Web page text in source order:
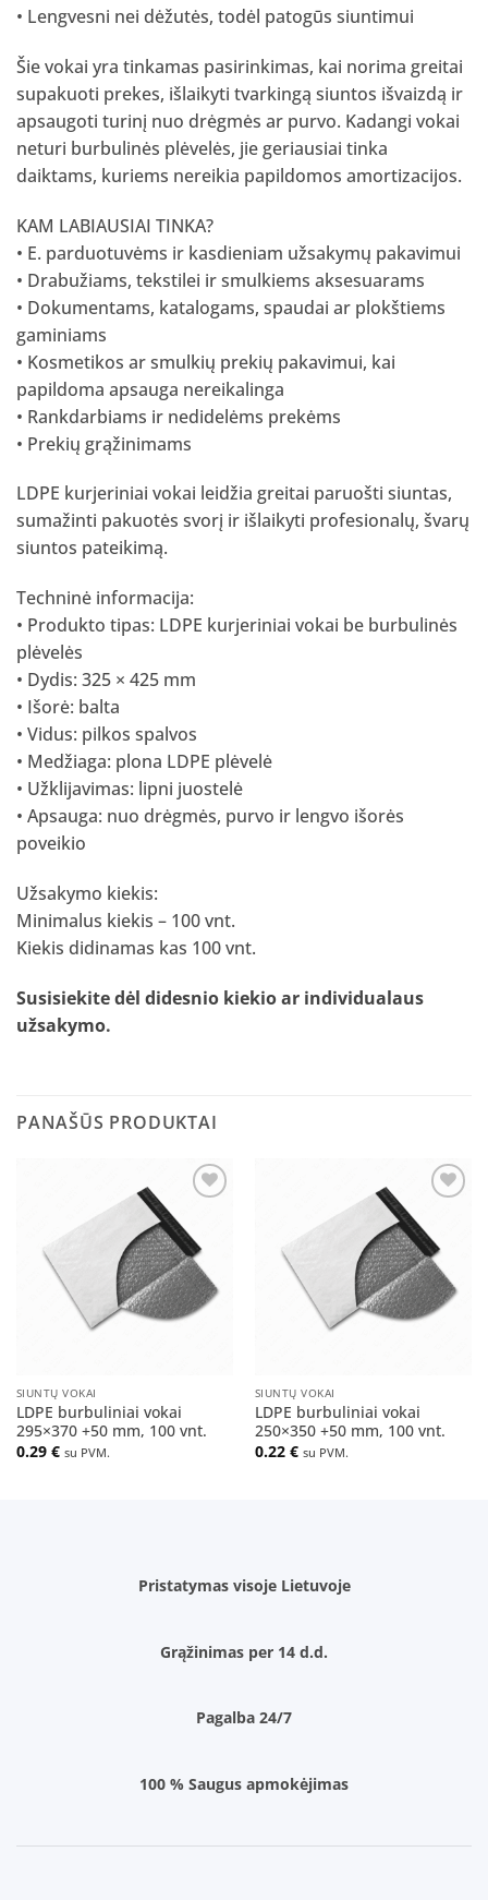
• Lengvesni nei dėžutės, todėl patogūs siuntimui
Šie vokai yra tinkamas pasirinkimas, kai norima greitai
supakuoti prekes, išlaikyti tvarkingą siuntos išvaizdą ir
apsaugoti turinį nuo drėgmės ar purvo. Kadangi vokai
neturi burbulinės plėvelės, jie geriausiai tinka
daiktams, kuriems nereikia papildomos amortizacijos.
KAM LABIAUSIAI TINKA?
• E. parduotuvėms ir kasdieniam užsakymų pakavimui
• Drabužiams, tekstilei ir smulkiems aksesuarams
• Dokumentams, katalogams, spaudai ar plokštiems
gaminiams
• Kosmetikos ar smulkių prekių pakavimui, kai
papildoma apsauga nereikalinga
• Rankdarbiams ir nedidelėms prekėms
• Prekių grąžinimams
LDPE kurjeriniai vokai leidžia greitai paruošti siuntas,
sumažinti pakuotės svorį ir išlaikyti profesionalų, švarų
siuntos pateikimą.
Techninė informacija:
• Produkto tipas: LDPE kurjeriniai vokai be burbulinės
plėvelės
• Dydis: 325 × 425 mm
• Išorė: balta
• Vidus: pilkos spalvos
• Medžiaga: plona LDPE plėvelė
• Užklijavimas: lipni juostelė
• Apsauga: nuo drėgmės, purvo ir lengvo išorės
poveikio
Užsakymo kiekis:
Minimalus kiekis – 100 vnt.
Kiekis didinamas kas 100 vnt.
Susisiekite dėl didesnio kiekio ar individualaus
užsakymo.
PANAŠŪS PRODUKTAI
į norų
sąrašą
SIUNTŲ VOKAI
LDPE burbuliniai vokai
295×370 +50 mm, 100 vnt.
0.29 € su PVM.
į norų
sąrašą
SIUNTŲ VOKAI
LDPE burbuliniai vokai
250×350 +50 mm, 100 vnt.
0.22 € su PVM.
Pristatymas visoje Lietuvoje
Grąžinimas per 14 d.d.
Pagalba 24/7
100 % Saugus apmokėjimas